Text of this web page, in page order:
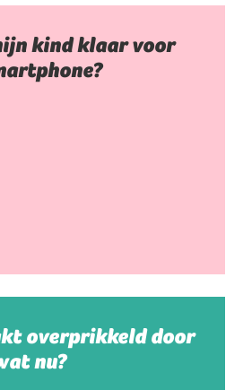
kind klaar voor
overprikkeld door
nu?